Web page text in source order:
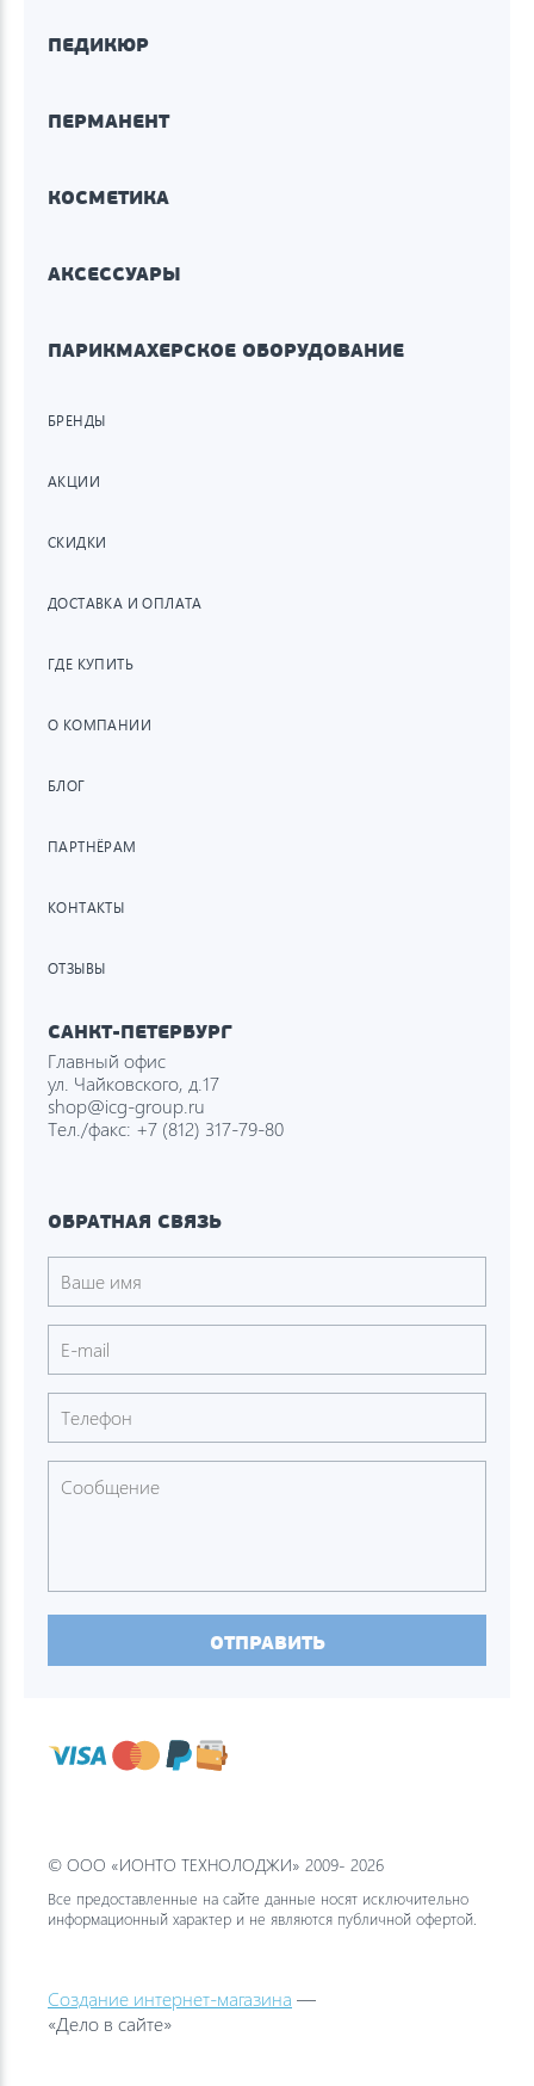
ПЕДИКЮР
ПЕРМАНЕНТ
КОСМЕТИКА
АКСЕССУАРЫ
ПАРИКМАХЕРСКОЕ ОБОРУДОВАНИЕ
БРЕНДЫ
АКЦИИ
СКИДКИ
ДОСТАВКА И ОПЛАТА
ГДЕ КУПИТЬ
О КОМПАНИИ
БЛОГ
ПАРТНЁРАМ
КОНТАКТЫ
ОТЗЫВЫ
САНКТ-ПЕТЕРБУРГ
Главный офис
ул. Чайковского, д.17
shop@icg-group.ru
Тел./факс: +7 (812) 317-79-80
ОБРАТНАЯ СВЯЗЬ
ОТПРАВИТЬ
© ООО «ИОНТО ТЕХНОЛОДЖИ» 2009- 2026
Все предоставленные на сайте данные носят исключительно
информационный характер и не являются публичной офертой.
Создание интернет-магазина —
«Дело в сайте»